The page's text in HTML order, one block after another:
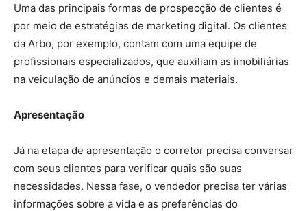
Uma das principais formas de prospecção de clientes é
por meio de estratégias de marketing digital. Os clientes
da Arbo, por exemplo, contam com uma equipe de
profissionais especializados, que auxiliam as imobiliárias
na veiculação de anúncios e demais materiais.
Apresentação
Já na etapa de apresentação o corretor precisa conversar
com seus clientes para verificar quais são suas
necessidades. Nessa fase, o vendedor precisa ter várias
informações sobre a vida e as preferências do